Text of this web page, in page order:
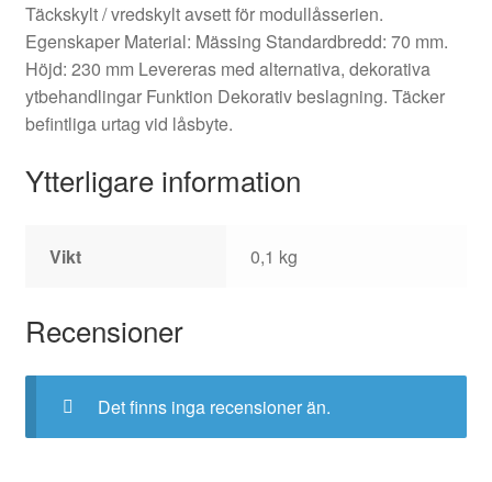
Täckskylt / vredskylt avsett för modullåsserien.
Egenskaper Material: Mässing Standardbredd: 70 mm.
Höjd: 230 mm Levereras med alternativa, dekorativa
ytbehandlingar Funktion Dekorativ beslagning. Täcker
befintliga urtag vid låsbyte.
Ytterligare information
Vikt 0,1 kg
Recensioner
Det finns inga recensioner än.